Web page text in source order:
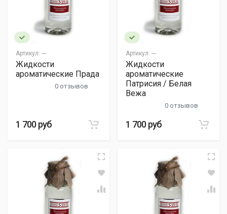
Артикул: ---
Жидкости
ароматические Прада
0 отзывов
1 700 руб
Артикул: ---
Жидкости
ароматические
Патрисия / Белая
Вежа
0 отзывов
1 700 руб